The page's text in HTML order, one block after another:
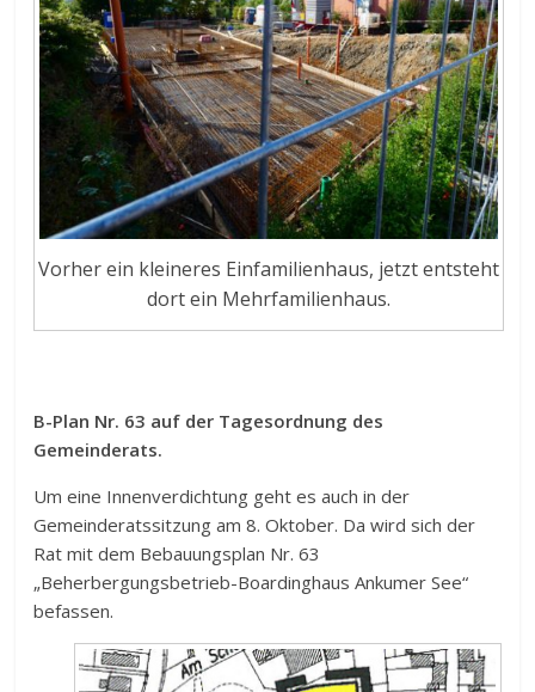
Vorher ein kleineres Einfamilienhaus, jetzt entsteht
dort ein Mehrfamilienhaus.
B-Plan Nr. 63 auf der Tagesordnung des
Gemeinderats.
Um eine Innenverdichtung geht es auch in der
Gemeinderatssitzung am 8. Oktober. Da wird sich der
Rat mit dem Bebauungsplan Nr. 63
„Beherbergungsbetrieb-Boardinghaus Ankumer See“
befassen.